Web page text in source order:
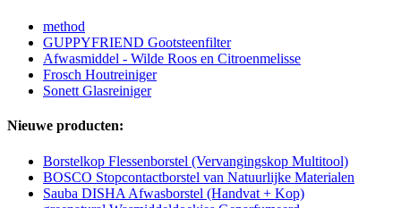
method
GUPPYFRIEND Gootsteenfilter
Afwasmiddel - Wilde Roos en Citroenmelisse
Frosch Houtreiniger
Sonett Glasreiniger
Nieuwe producten:
Borstelkop Flessenborstel (Vervangingskop Multitool)
BOSCO Stopcontactborstel van Natuurlijke Materialen
Sauba DISHA Afwasborstel (Handvat + Kop)